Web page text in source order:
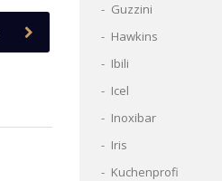
Guzzini
Hawkins
Ibili
Icel
Inoxibar
Iris
Kuchenprofi